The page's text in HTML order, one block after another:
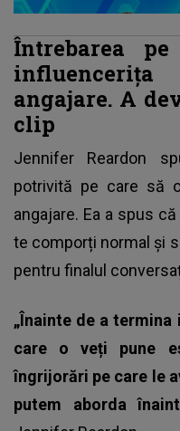
Întrebarea
angajare. A
clip
Jennifer Reardon
potrivită pe care să
angajare. Ea a spus
te comporți normal și
pentru finalul
„Înainte de a
care o veți pune
îngrijorări pe care le
putem aborda